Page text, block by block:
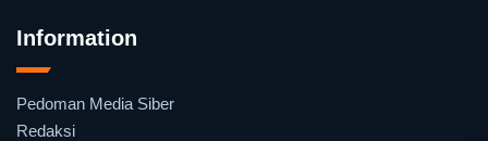
Information
Pedoman Media Siber
Redaksi